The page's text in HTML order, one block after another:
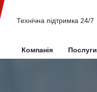
Технічна підтримка 24/7
Компанія Послуги